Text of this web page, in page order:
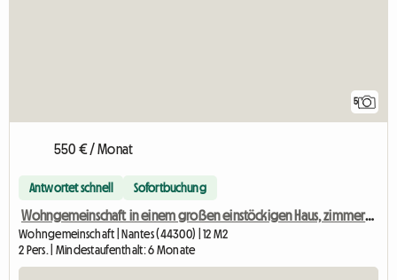
5
550 € / Monat
Antwortet schnell Sofortbuchung
Wohngemeinschaft in einem großen einstöckigen Haus, zimmerweise Vermietung.
Wohngemeinschaft | Nantes (44300) | 12 M2
2 Pers. | Mindestaufenthalt: 6 Monate